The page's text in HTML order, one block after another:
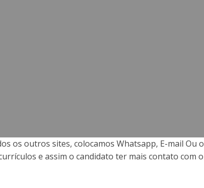
os outros sites, colocamos Whatsapp, E-mail Ou o
e assim o candidato ter mais contato com o